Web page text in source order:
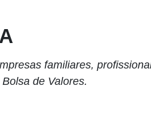
familiares,
de Valores.